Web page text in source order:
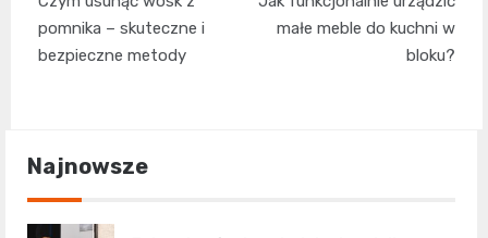
wpisu
pomnika – skuteczne i
bezpieczne metody
małe meble do kuchni w
bloku?
Najnowsze